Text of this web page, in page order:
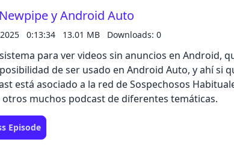
proyectos, guardar snippets de
ideas para futuros episodios.En resumen, este
estos cinco plugins de software libre pueden
y llevar tu productividad al siguiente
herramientas que te harán más eficiente en tu
información y enlaces en las notas del
todo 👉 https://atareao.es✈️ Telegram (el
Telegram (el canal) 👉
y Android Auto
0:13:34 13.01 MB Downloads: 0
para ver videos sin anuncios en Android,
de ser usado en Android Auto, y ahí si
está asociado a la red de Sospechosos
muchos podcast de diferentes temáticas.
Episode